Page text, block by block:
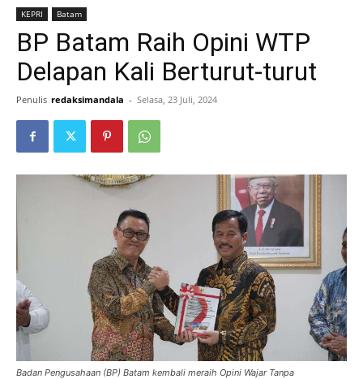
KEPRI Batam
BP Batam Raih Opini WTP
Delapan Kali Berturut-turut
Penulis redaksimandala - Selasa, 23 Juli, 2024
Badan Pengusahaan (BP) Batam kembali meraih Opini Wajar Tanpa